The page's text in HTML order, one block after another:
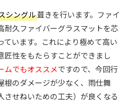
シングル葺きを行います。ファイ
耐久ファイバーグラスマットを芯
ています。これにより極めて高い
匠性をもたらすことができまし
ムでもオススメですので、今回行
根のダメージが少なく、雨仕舞
させねいための工夫）が良くなる